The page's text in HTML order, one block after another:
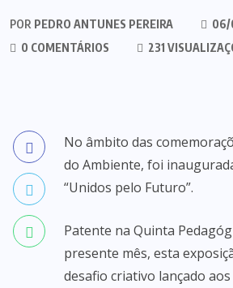
POR PEDRO ANTUNES PEREIRA
06/
0 COMENTÁRIOS
231
No âmbito das
do Ambiente, foi
“Unidos pelo Futuro”.
Patente na Quinta
presente mês, esta
desafio criativo lançado